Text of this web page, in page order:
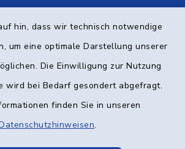
hin, dass wir technisch notwendige
um eine optimale Darstellung unserer
Die Einwilligung zur Nutzung
wird bei Bedarf gesondert abgefragt.
finden Sie in unseren
.
Datenschutz
Kommunikation